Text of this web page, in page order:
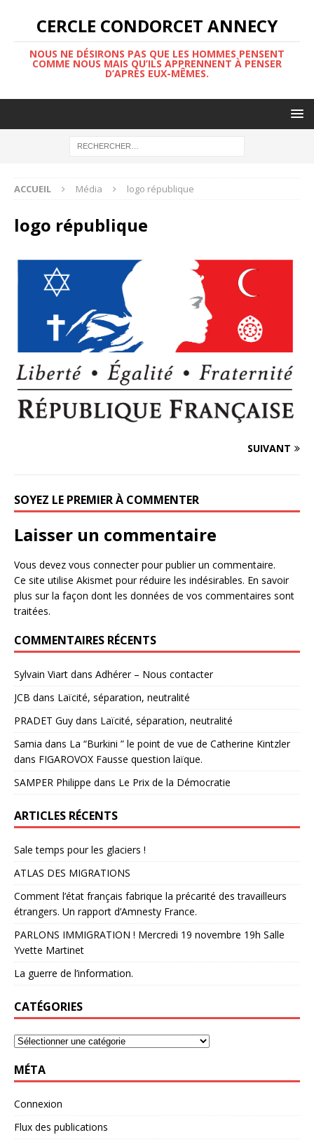
CERCLE CONDORCET ANNECY
NOUS NE DÉSIRONS PAS QUE LES HOMMES PENSENT
COMME NOUS MAIS QU’ILS APPRENNENT À PENSER
D’APRÈS EUX-MÊMES.
ACCUEIL Média logo république
logo république
SUIVANT
SOYEZ LE PREMIER À COMMENTER
Laisser un commentaire
Vous devez vous connecterpour publier un commentaire.
Ce site utilise Akismet pour réduire les indésirables. En savoir
plus sur la façon dont les données de vos commentaires sont
traitées.
COMMENTAIRES RÉCENTS
Sylvain Viart dans Adhérer – Nous contacter
JCB dans Laïcité, séparation, neutralité
PRADET Guy dans Laïcité, séparation, neutralité
Samia dans La “Burkini ” le point de vue de Catherine Kintzler
dans FIGAROVOX Fausse question laïque.
SAMPER Philippe dans Le Prix de la Démocratie
ARTICLES RÉCENTS
Sale temps pour les glaciers !
ATLAS DES MIGRATIONS
Comment l’état français fabrique la précarité des travailleurs
étrangers. Un rapport d’Amnesty France.
PARLONS IMMIGRATION ! Mercredi 19 novembre 19h Salle
Yvette Martinet
La guerre de l’information.
CATÉGORIES
MÉTA
Connexion
Flux des publications